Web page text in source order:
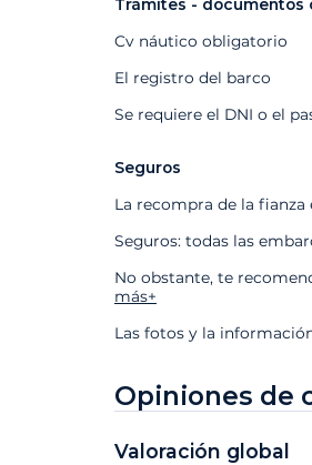
Trámites - documentos
Cv náutico obligatorio
El registro del barco
Se requiere el DNI o el
Seguros
La recompra de la
Seguros: todas las
No obstante, te
más+
Las fotos y la
Opiniones de
Valoración global